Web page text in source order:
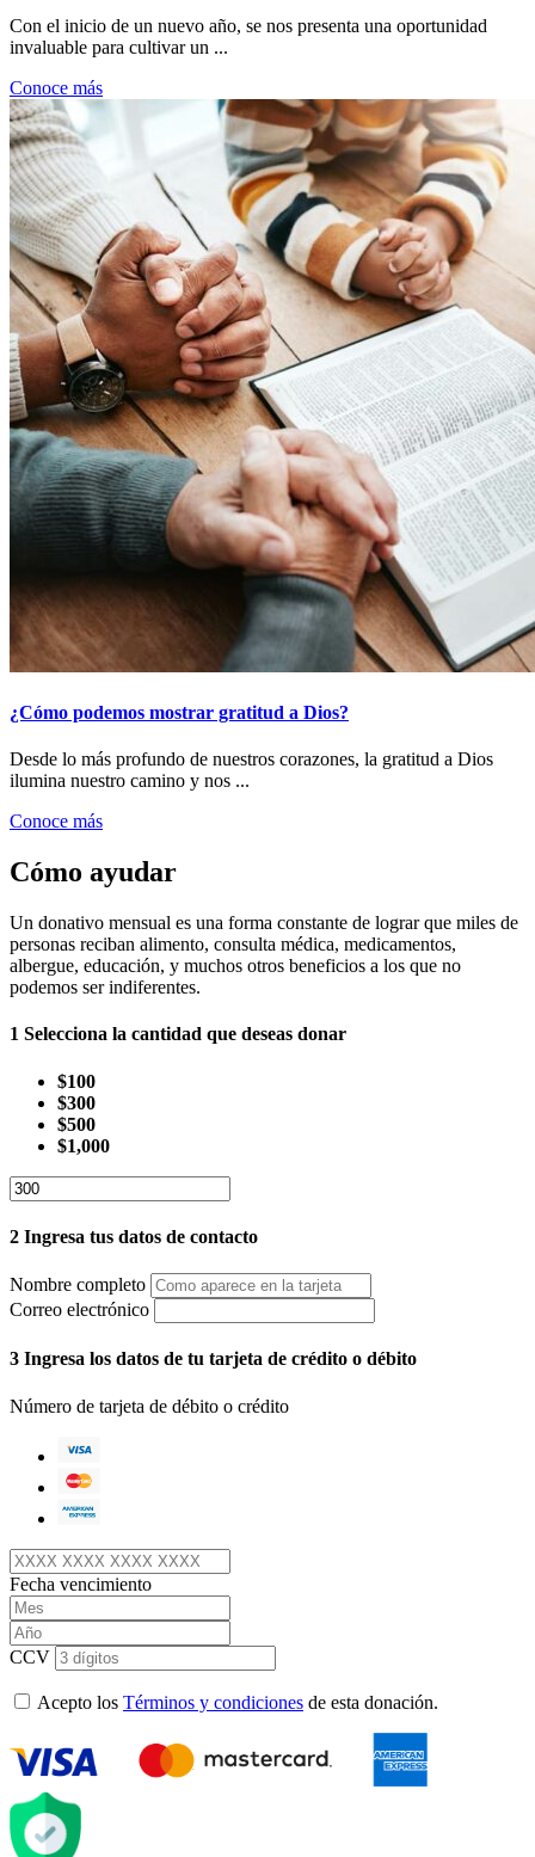
Con el inicio de un nuevo año, se nos presenta una oportunidad
invaluable para cultivar un ...
Conoce más
¿Cómo podemos mostrar gratitud a Dios?
Desde lo más profundo de nuestros corazones, la gratitud a Dios
ilumina nuestro camino y nos ...
Conoce más
Cómo ayudar
Un donativo mensual es una forma constante de lograr que miles de
personas reciban alimento, consulta médica, medicamentos,
albergue, educación, y muchos otros beneficios a los que no
podemos ser indiferentes.
1 Selecciona la cantidad que deseas donar
$100
$300
$500
$1,000
2 Ingresa tus datos de contacto
Nombre completo
Correo electrónico
3 Ingresa los datos de tu tarjeta de crédito o débito
Número de tarjeta de débito o crédito
Fecha vencimiento
CCV
Acepto los Términos y condiciones de esta donación.